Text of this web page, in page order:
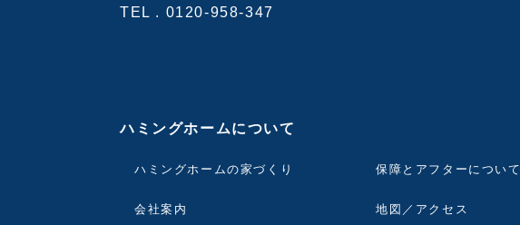
TEL . 0120-958-347
ハミングホームについて
ハミングホームの家づくり 保障とアフターについて
会社案内 地図／アクセス